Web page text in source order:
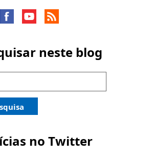
neste blog
no Twitter